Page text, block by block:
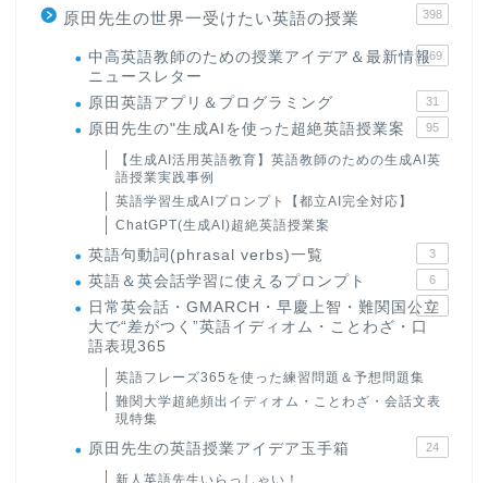
原田先生の世界一受けたい英語の授業 398
中高英語教師のための授業アイデア＆最新情報
ニュースレター
169
原田英語アプリ＆プログラミング 31
原田先生の"生成AIを使った超絶英語授業案 95
【生成AI活用英語教育】英語教師のための生成AI英
語授業実践事例
英語学習生成AIプロンプト【都立AI完全対応】
ChatGPT(生成AI)超絶英語授業案
英語句動詞(phrasal verbs)一覧 3
英語＆英会話学習に使えるプロンプト 6
日常英会話・GMARCH・早慶上智・難関国公立
大で“差がつく”英語イディオム・ことわざ・口
語表現365
22
英語フレーズ365を使った練習問題＆予想問題集
難関大学超絶頻出イディオム・ことわざ・会話文表
現特集
原田先生の英語授業アイデア玉手箱 24
新人英語先生いらっしゃい！